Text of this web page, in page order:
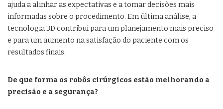
ajuda a alinhar as expectativas e a tomar decisões mais
informadas sobre o procedimento. Em última análise, a
tecnologia 3D contribui para um planejamento mais preciso
e para um aumento na satisfação do paciente com os
resultados finais.
De que forma os robôs cirúrgicos estão melhorando a
precisão e a segurança?